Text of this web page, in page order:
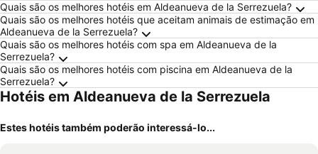
Quais são os melhores hotéis em Aldeanueva de la Serrezuela?
Quais são os melhores hotéis que aceitam animais de estimação em
Aldeanueva de la Serrezuela?
Quais são os melhores hotéis com spa em Aldeanueva de la
Serrezuela?
Quais são os melhores hotéis com piscina em Aldeanueva de la
Serrezuela?
Hotéis em Aldeanueva de la Serrezuela
Estes hotéis também poderão interessá-lo...